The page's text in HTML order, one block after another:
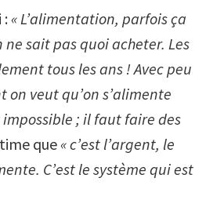
: « L’alimentation, parfois ça
sait pas quoi acheter. Les
tous les ans ! Avec peu
on veut qu’on s’alimente
impossible ; il faut faire des
que « c’est l’argent, le
C’est le système qui est